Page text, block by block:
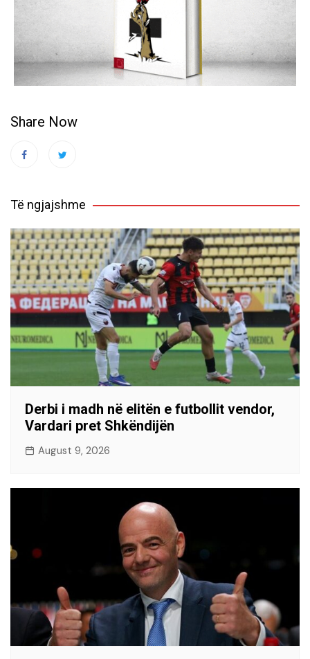
Share Now
Të ngjajshme
Derbi i madh në elitën e futbollit vendor,
Vardari pret Shkëndijën
August 9, 2026